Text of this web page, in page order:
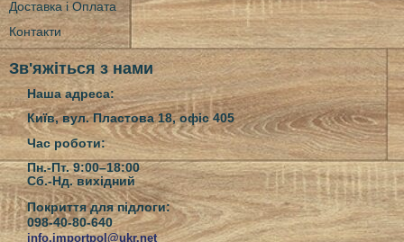
2
1
r
g
C
F
Y
y
3
g
o
d
y
x
Доставка і Оплата
Контакти
Зв'яжіться з нами
Наша адреса:
Київ, вул. Пластова 18, офіс 405
Час роботи:
Пн.-Пт. 9:00–18:00
Сб.-Нд.вихідний
Покриття для підлоги:
098-40-80-640
info.importpol@ukr.net